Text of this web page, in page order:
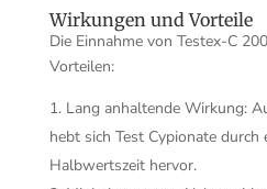
Wirkungen und Vorteile
Die Einnahme von Testex-C
Vorteilen:
Lang anhaltende Wirkung:
hebt sich Test Cypionate durch
Halbwertszeit hervor.